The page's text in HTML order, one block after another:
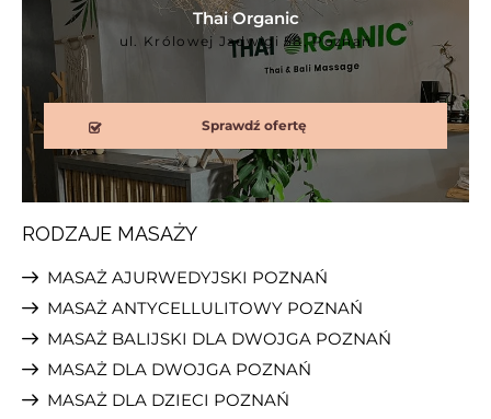
Thai Organic
ul. Królowej Jadwigi 58, Poznań
Sprawdź ofertę
Thai Organic
ul. Królowej Jadwigi 58, Poznań
Sprawdź ofertę
RODZAJE MASAŻY
MASAŻ AJURWEDYJSKI POZNAŃ
MASAŻ ANTYCELLULITOWY POZNAŃ
MASAŻ BALIJSKI DLA DWOJGA POZNAŃ
MASAŻ DLA DWOJGA POZNAŃ
MASAŻ DLA DZIECI POZNAŃ